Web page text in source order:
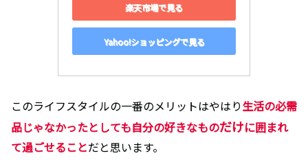
楽天市場で見る
Yahoo!ショッピングで見る
このライフスタイルの一番のメリットはやはり生活の必需
品じゃなかったとしても自分の好きなものだけに囲まれ
て過ごせることだと思います。